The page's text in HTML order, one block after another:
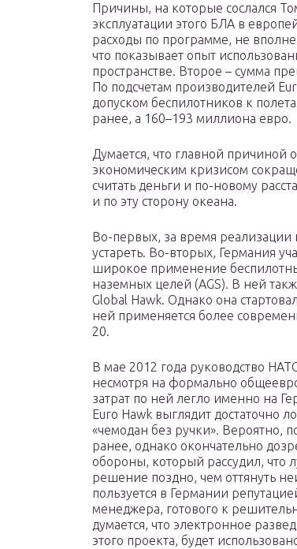
Причины, на которые сослался
эксплуатации этого БЛА в
расходы по программе, не
что показывает опыт
пространстве. Второе – сумма
По подсчетам производителей
допуском беспилотников к
ранее, а 160–193 миллиона евро.
Думается, что главной причиной
экономическим кризисом
считать деньги и по-новому
и по эту сторону океана.
Во-первых, за время реализации
устареть. Во-вторых, Германия
широкое применение
наземных целей (AGS). В ней
Global Hawk. Однако она
ней применяется более
20.
В мае 2012 года руководство
несмотря на формально
затрат по ней легло именно на
Euro Hawk выглядит достаточно
«чемодан без ручки». Вероятно,
ранее, однако окончательно
обороны, который рассудил, что
решение поздно, чем оттянуть
пользуется в Германии
менеджера, готового к
думается, что электронное
этого проекта, будет